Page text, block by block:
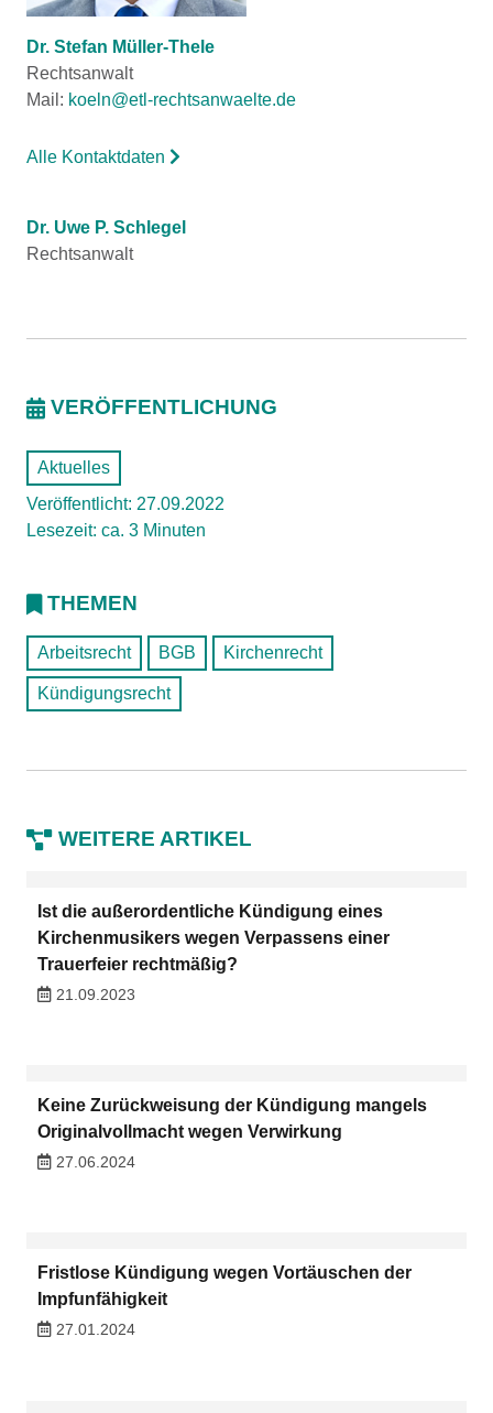
Dr. Stefan Müller-Thele
Rechtsanwalt
Mail: koeln@etl-rechtsanwaelte.de
Alle Kontaktdaten
Dr. Uwe P. Schlegel
Rechtsanwalt
VERÖFFENTLICHUNG
Aktuelles
Veröffentlicht: 27.09.2022
Lesezeit: ca. 3 Minuten
THEMEN
Arbeitsrecht BGB Kirchenrecht
Kündigungsrecht
WEITERE ARTIKEL
Ist die außerordentliche Kündigung eines
Kirchenmusikers wegen Verpassens einer
Trauerfeier rechtmäßig?
21.09.2023
Keine Zurückweisung der Kündigung mangels
Originalvollmacht wegen Verwirkung
27.06.2024
Fristlose Kündigung wegen Vortäuschen der
Impfunfähigkeit
27.01.2024